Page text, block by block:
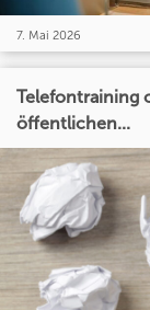
7. Mai 2026
Telefontraining
öffentlichen...